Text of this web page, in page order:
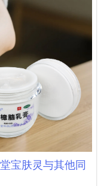
宝肤灵与其他同